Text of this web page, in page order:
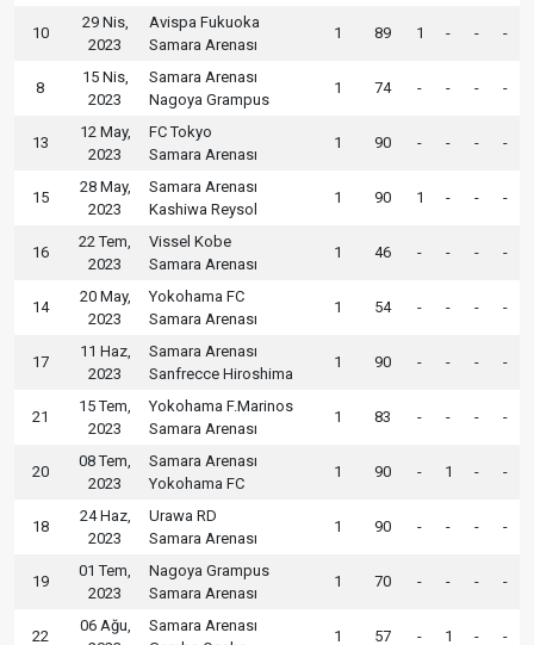
10
29 Nis,
2023
Avispa Fukuoka
Samara Arenası
1 89 1 - - -
8
15 Nis,
2023
Samara Arenası
Nagoya Grampus
1 74 - - - -
13
12 May,
2023
FC Tokyo
Samara Arenası
1 90 - - - -
15
28 May,
2023
Samara Arenası
Kashiwa Reysol
1 90 1 - - -
16
22 Tem,
2023
Vissel Kobe
Samara Arenası
1 46 - - - -
14
20 May,
2023
Yokohama FC
Samara Arenası
1 54 - - - -
17
11 Haz,
2023
Samara Arenası
Sanfrecce Hiroshima
1 90 - - - -
21
15 Tem,
2023
Yokohama F.Marinos
Samara Arenası
1 83 - - - -
20
08 Tem,
2023
Samara Arenası
Yokohama FC
1 90 - 1 - -
18
24 Haz,
2023
Urawa RD
Samara Arenası
1 90 - - - -
19
01 Tem,
2023
Nagoya Grampus
Samara Arenası
1 70 - - - -
22
06 Ağu,
Samara Arenası
1 57 - 1 - -